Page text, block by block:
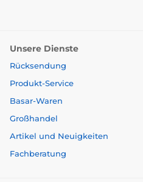
Unsere Dienste
Rücksendung
Produkt-Service
Basar-Waren
Großhandel
Artikel und Neuigkeiten
Fachberatung